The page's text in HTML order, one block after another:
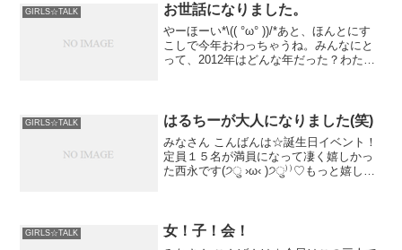
GIRLS☆TALK お世話になりました。
やーほーい*\(( °ω° ))/*あと、ほんとにす
こしで今年おわっちゃうね。みんなにと
って、2012年はどんな年だった？わたし
GIRLS☆TALK はるちーが大人になりました(笑)
みなさん こんばんは☆誕生日イベント！
定員１５名が満員になって凄く嬉しかっ
た西永です(੭ु ›ω‹ )੭ु⁾⁾♡もっと嬉しい
GIRLS☆TALK 女！子！会！